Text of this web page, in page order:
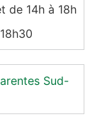
de 14h à 18h
Sud-